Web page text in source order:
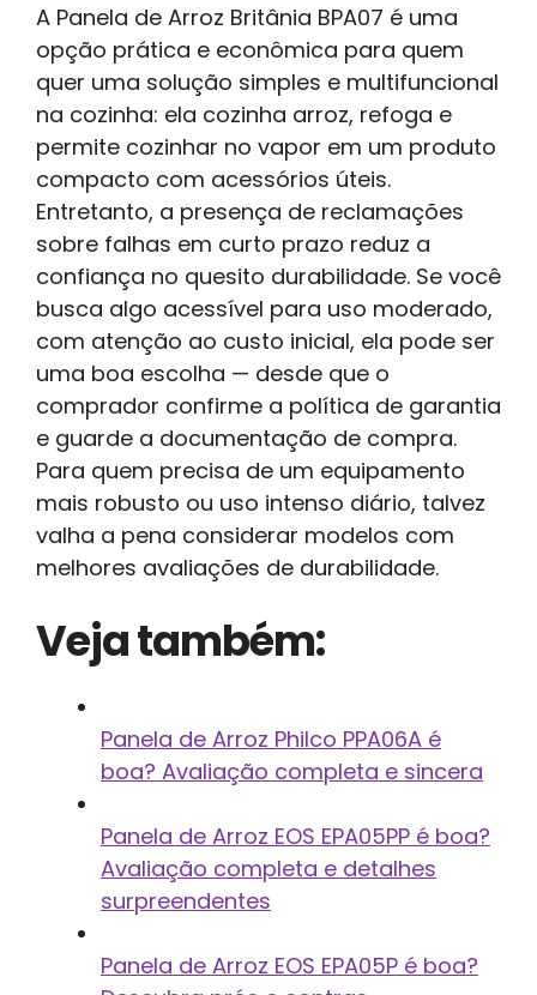
A Panela de Arroz Britânia BPA07 é uma
opção prática e econômica para quem
quer uma solução simples e multifuncional
na cozinha: ela cozinha arroz, refoga e
permite cozinhar no vapor em um produto
compacto com acessórios úteis.
Entretanto, a presença de reclamações
sobre falhas em curto prazo reduz a
confiança no quesito durabilidade. Se você
busca algo acessível para uso moderado,
com atenção ao custo inicial, ela pode ser
uma boa escolha — desde que o
comprador confirme a política de garantia
e guarde a documentação de compra.
Para quem precisa de um equipamento
mais robusto ou uso intenso diário, talvez
valha a pena considerar modelos com
melhores avaliações de durabilidade.
Veja também:
Panela de Arroz Philco PPA06A é
boa? Avaliação completa e sincera
Panela de Arroz EOS EPA05PP é boa?
Avaliação completa e detalhes
surpreendentes
Panela de Arroz EOS EPA05P é boa?